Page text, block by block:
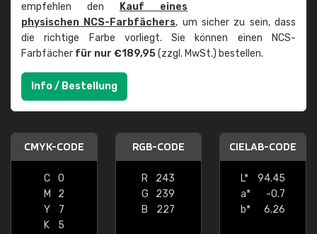
empfehlen den
Kauf eines
physischen NCS-Farbfächers, um sicher zu sein, dass
die richtige Farbe vorliegt. Sie können einen NCS-
Farbfächer für nur €189,95(zzgl. MwSt.) bestellen.
Info / Bestellung
CMYK-CODE
C
0
M
2
Y
7
K
5
RGB-CODE
R
243
G
239
B
227
CIELAB-CODE
L*
94.45
a*
-0.7
b*
6.26